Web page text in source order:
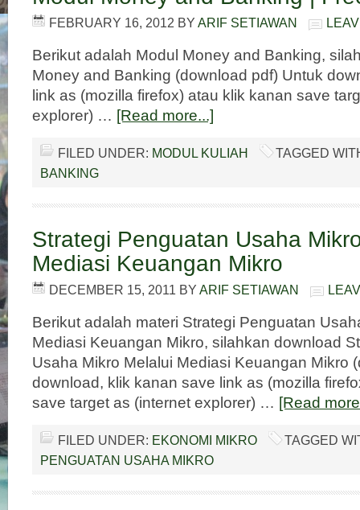
FEBRUARY 16, 2012 BY ARIF SETIAWAN
Berikut adalah Modul Money and Banking,
Money and Banking (download pdf) Untuk
link as (mozilla firefox) atau klik kanan save
explorer) … [Read more...]
FILED UNDER: MODUL KULIAH
TAGGED
BANKING
Strategi Penguatan Usaha
Mediasi Keuangan Mikro
DECEMBER 15, 2011 BY ARIF SETIAWAN
Berikut adalah materi Strategi Penguatan
Mediasi Keuangan Mikro, silahkan download
Usaha Mikro Melalui Mediasi Keuangan Mikro
download, klik kanan save link as (mozilla
save target as (internet explorer) … [Read
FILED UNDER: EKONOMI MIKRO
TAGGED
PENGUATAN USAHA MIKRO